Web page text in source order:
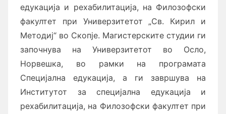
едукација и рехабилитација, на Филозофски
факултет при Универзитетот „Св. Кирил и
Методиј“ во Скопје. Магистерските студии ги
започнува на Универзитетот во Осло,
Норвешка, во рамки на програмата
Специјална едукација, а ги завршува на
Институтот за специјална едукација и
рехабилитација, на Филозофски факултет при